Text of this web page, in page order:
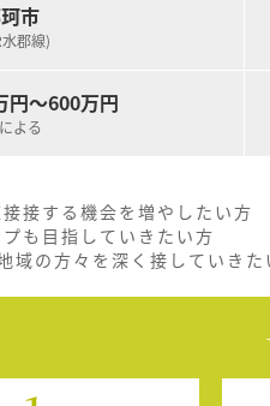
市
郡線)
円～600万円
よる
接する機会を増やしたい方
も目指していきたい方
域の方々を深く接していきた